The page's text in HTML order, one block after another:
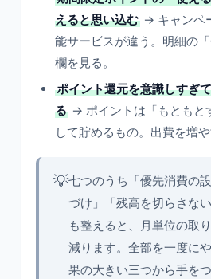
えると思い込む → キャンペ
能サービスが違う。明細の「
欄を見る。
ポイント還元を意識しすぎ
る → ポイントは「もともと
して貯めるもの。出費を増や
💡七つのうち「優先消費の
づけ」「残高を切らさな
も整えると、月単位の取
減ります。全部を一度に
果の大きい三つから手を